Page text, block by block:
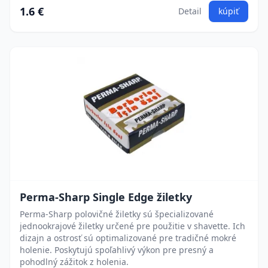
1.6 € Detail kúpiť
Perma-Sharp Single Edge žiletky
Perma-Sharp polovičné žiletky sú špecializované
jednookrajové žiletky určené pre použitie v shavette. Ich
dizajn a ostrosť sú optimalizované pre tradičné mokré
holenie. Poskytujú spoľahlivý výkon pre presný a
pohodlný zážitok z holenia.